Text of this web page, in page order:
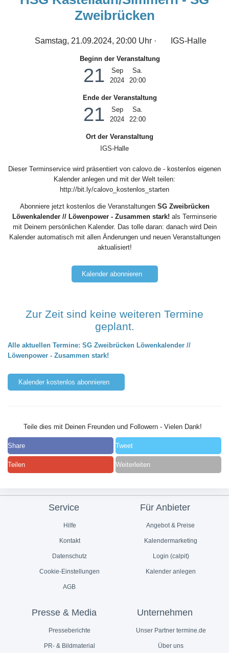
Zweibrücken
Samstag, 21.09.2024, 20:00 Uhr · IGS-Halle
Beginn der Veranstaltung
21
Sep
2024
Sa.
20:00
Ende der Veranstaltung
21
Sep
2024
Sa.
22:00
Ort der Veranstaltung
IGS-Halle
Dieser Terminservice wird präsentiert von calovo.de - kostenlos eigenen
Kalender anlegen und mit der Welt teilen:
http://bit.ly/calovo_kostenlos_starten
Abonniere jetzt kostenlos die Veranstaltungen SG Zweibrücken
Löwenkalender // Löwenpower - Zusammen stark! als Terminserie
mit Deinem persönlichen Kalender. Das tolle daran: danach wird Dein
Kalender automatisch mit allen Änderungen und neuen Veranstaltungen
aktualisiert!
Kalender abonnieren
Zur Zeit sind keine weiteren Termine
geplant.
Alle aktuellen Termine: SG Zweibrücken Löwenkalender //
Löwenpower - Zusammen stark!
Kalender kostenlos abonnieren
Teile dies mit Deinen Freunden und Followern - Vielen Dank!
Share Tweet
Teilen Weiterleiten
Service
Hilfe
Kontakt
Datenschutz
Cookie-Einstellungen
AGB
Für Anbieter
Angebot & Preise
Kalendermarketing
Login (calpit)
Kalender anlegen
Presse & Media
Presseberichte
PR- & Bildmaterial
Unternehmen
Unser Partner termine.de
Über uns